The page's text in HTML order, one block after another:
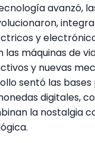
avanzó,
y
las máquinas de
y nuevas
sentó las
digitales,
la nostalgia